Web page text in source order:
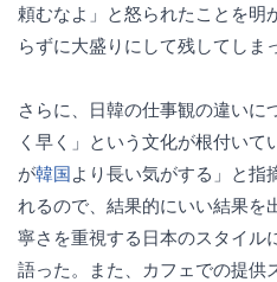
頼むなよ」と怒られたことを明
らずに大盛りにして残してしま
さらに、日韓の仕事観の違いに
く早く」という文化が根付いて
が韓国より長い気がする」と指
れるので、結果的にいい結果を
寧さを重視する日本のスタイル
語った。また、カフェでの提供